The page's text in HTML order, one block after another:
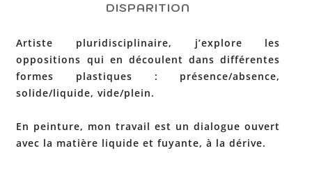
DISPARITION
Artiste pluridisciplinaire, j’explore les
oppositions qui en découlent dans différentes
formes plastiques : présence/absence,
solide/liquide, vide/plein.
En peinture, mon travail est un dialogue ouvert
avec la matière liquide et fuyante, à la dérive.